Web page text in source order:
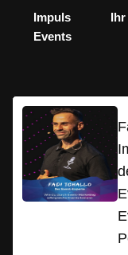
Impuls
Events